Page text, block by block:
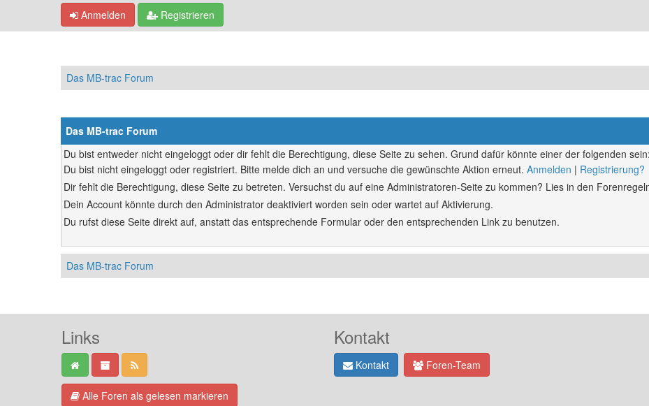
Anmelden Registrieren
Das MB-trac Forum
Das MB-trac Forum
Du bist entweder nicht eingeloggt oder dir fehlt die Berechtigung, diese Seite zu sehen. Grund dafür könnte einer der folgenden sein:
Du bist nicht eingeloggt oder registriert. Bitte melde dich an und versuche die gewünschte Aktion erneut. Anmelden | Registrierung?
Dir fehlt die Berechtigung, diese Seite zu betreten. Versuchst du auf eine Administratoren-Seite zu kommen? Lies in den
Dein Account könnte durch den Administrator deaktiviert worden sein oder wartet auf Aktivierung.
Du rufst diese Seite direkt auf, anstatt das entsprechende Formular oder den entsprechenden Link zu benutzen.
Das MB-trac Forum
Links
Alle Foren als gelesen markieren
Kontakt
Kontakt Foren-Team